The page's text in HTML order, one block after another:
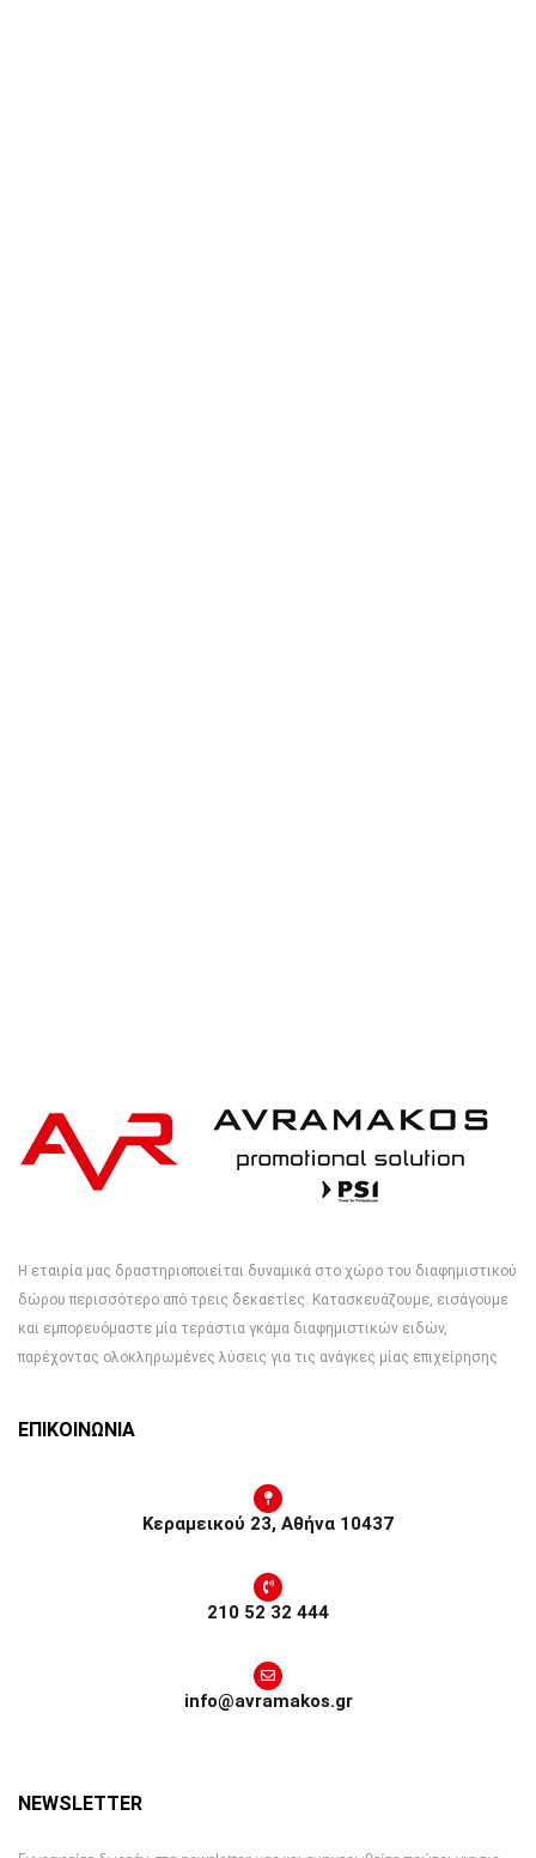
Η εταιρία μας δραστηριοποιείται δυναμικά στο χώρο του διαφημιστικού
δώρου περισσότερο από τρεις δεκαετίες. Κατασκευάζουμε, εισάγουμε
και εμπορευόμαστε μία τεράστια γκάμα διαφημιστικών ειδών,
παρέχοντας ολοκληρωμένες λύσεις για τις ανάγκες μίας επιχείρησης
ΕΠΙΚΟΙΝΩΝΙΑ
Κεραμεικού 23, Αθήνα 10437
210 52 32 444
info@avramakos.gr
NEWSLETTER